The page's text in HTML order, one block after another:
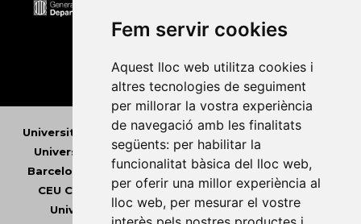
Fem servir cookies
Aquest lloc web utilitza cookies i
altres tecnologies de seguiment
per millorar la vostra experiència
de navegació amb les finalitats
següents: per habilitar la
funcionalitat bàsica del lloc web,
per oferir una millor experiència al
lloc web, per mesurar el vostre
Universitat Abat Oliba CEU•Universitat d'Alacant
Universitat d'Andorra•Universitat Autònoma de
Barcelona
Universitat de Barcelona•Universitat
CEU Cardenal Herrera•Universitat de Girona •
Universitat de les Illes Balears• Universitat